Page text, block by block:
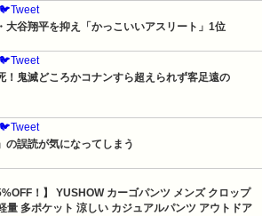
🐦Tweet
大谷翔平を抑え「かっこいいアスリート」1位
🐦Tweet
！鬼滅どころかコナンすら超えられず客足遠の
🐦Tweet
の誤読が気になってしまう
！】 YUSHOW カーゴパンツ メンズ クロップ
量 多ポケット 涼しい カジュアルパンツ アウトドア